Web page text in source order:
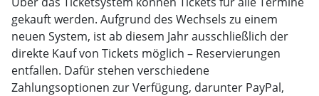
gekauft werden. Aufgrund des Wechsels zu einem
neuen System, ist ab diesem Jahr ausschließlich der
direkte Kauf von Tickets möglich – Reservierungen
entfallen. Dafür stehen verschiedene
Zahlungsoptionen zur Verfügung, darunter PayPal,